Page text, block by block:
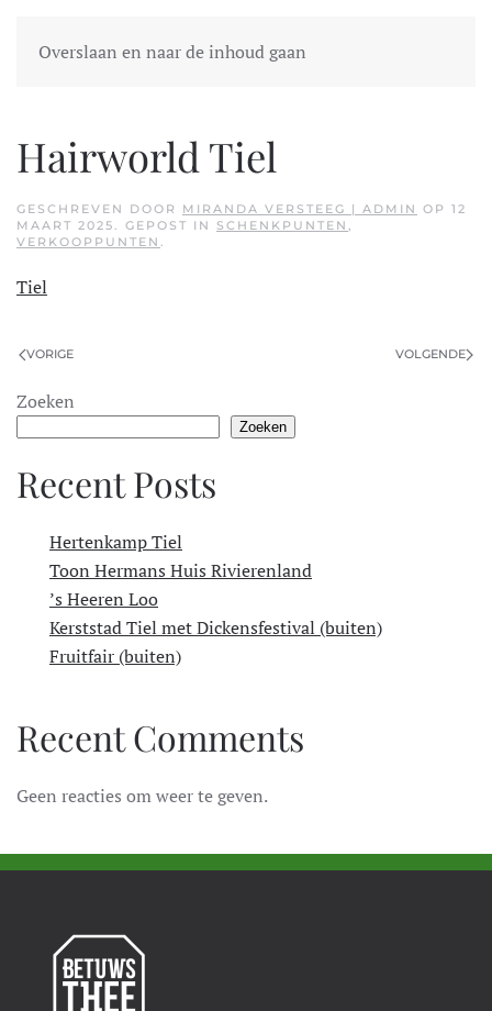
Overslaan en naar de inhoud gaan
Hairworld Tiel
GESCHREVEN DOOR MIRANDA VERSTEEG | ADMIN OP 12
MAART 2025. GEPOST IN SCHENKPUNTEN ,
VERKOOPPUNTEN .
Tiel
VORIGE VOLGENDE
Zoeken
Zoeken
Recent Posts
Hertenkamp Tiel
Toon Hermans Huis Rivierenland
’s Heeren Loo
Kerststad Tiel met Dickensfestival (buiten)
Fruitfair (buiten)
Recent Comments
Geen reacties om weer te geven.